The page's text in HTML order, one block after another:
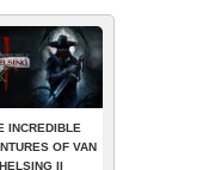
INCREDIBLE
OF VAN
HELSING II